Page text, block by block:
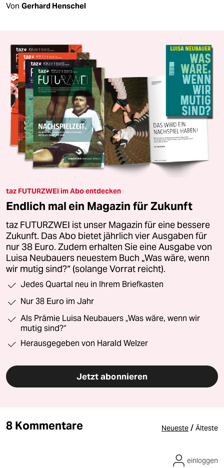
Von Gerhard Henschel
taz FUTURZWEI im Abo entdecken
Endlich mal ein Magazin für Zukunft
taz FUTURZWEI ist unser Magazin für eine bessere
Zukunft. Das Abo bietet jährlich vier Ausgaben für
nur 38 Euro. Zudem erhalten Sie eine Ausgabe von
Luisa Neubauers neuestem Buch „Was wäre, wenn
wir mutig sind?“ (solange Vorrat reicht).
Jedes Quartal neu in Ihrem Briefkasten
Nur 38 Euro im Jahr
Als Prämie Luisa Neubauers „Was wäre, wenn wir
mutig sind?“
Herausgegeben von Harald Welzer
Jetzt abonnieren
8 Kommentare Neueste / Älteste
einloggen